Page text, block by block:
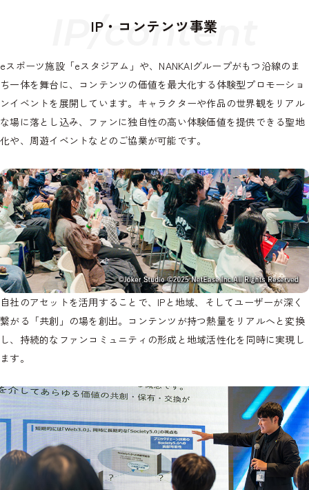
/conten
IP・コンテンツ事業
eスポーツ施設「eスタジアム」や、NANKAIグループがもつ沿線のま
ち一体を舞台に、コンテンツの価値を最大化する体験型プロモーショ
ンイベントを展開しています。キャラクターや作品の世界観をリアル
な場に落とし込み、ファンに独自性の高い体験価値を提供できる聖地
化や、周遊イベントなどのご協業が可能です。
自社のアセットを活用することで、IPと地域、そしてユーザーが深く
繋がる「共創」の場を創出。コンテンツが持つ熱量をリアルへと変換
し、持続的なファンコミュニティの形成と地域活性化を同時に実現し
ます。